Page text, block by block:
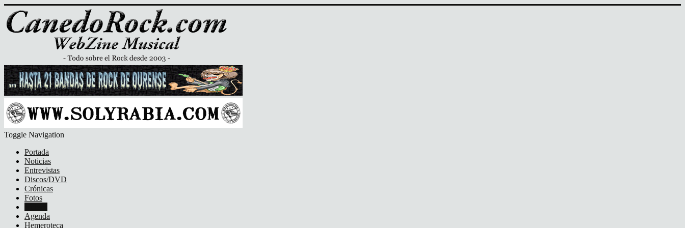
Toggle Navigation
Portada
Noticias
Entrevistas
Discos/DVD
Crónicas
Fotos
Agenda
Hemeroteca